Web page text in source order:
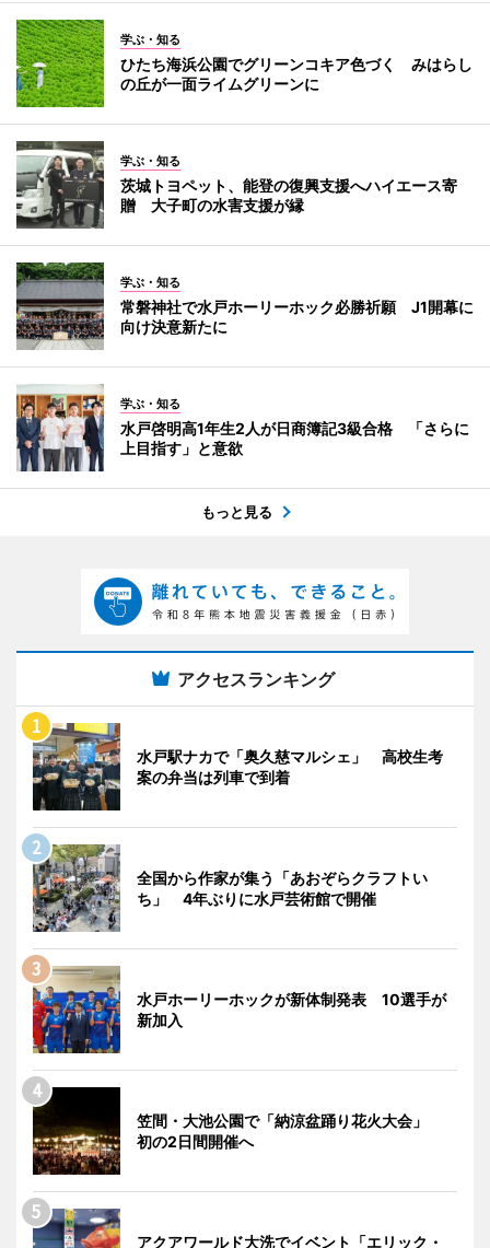
学ぶ・知る
ひたち海浜公園でグリーンコキア色づく みはらし
の丘が一面ライムグリーンに
学ぶ・知る
茨城トヨペット、能登の復興支援へハイエース寄
贈 大子町の水害支援が縁
学ぶ・知る
常磐神社で水戸ホーリーホック必勝祈願 J1開幕に
向け決意新たに
学ぶ・知る
水戸啓明高1年生2人が日商簿記3級合格 「さらに
上目指す」と意欲
もっと見る
アクセスランキング
水戸駅ナカで「奥久慈マルシェ」 高校生考
案の弁当は列車で到着
全国から作家が集う「あおぞらクラフトい
ち」 4年ぶりに水戸芸術館で開催
水戸ホーリーホックが新体制発表 10選手が
新加入
笠間・大池公園で「納涼盆踊り花火大会」
初の2日間開催へ
アクアワールド大洗でイベント「エリック・